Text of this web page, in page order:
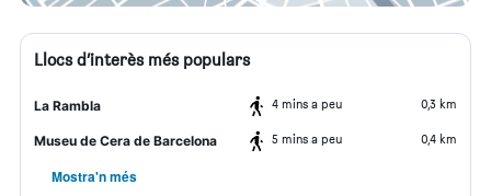
Llocs d’interès més populars
La Rambla 4 mins a peu 0,3 km
Museu de Cera de Barcelona 5 mins a peu 0,4 km
Mostra'n més